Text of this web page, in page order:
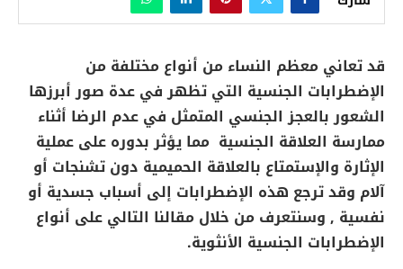
قد تعاني معظم النساء من أنواع مختلفة من
الإضطرابات الجنسية التي تظهر في عدة صور أبرزها
الشعور بالعجز الجنسي المتمثل في عدم الرضا أثناء
ممارسة العلاقة الجنسية مما يؤثر بدوره على عملية
الإثارة والإستمتاع بالعلاقة الحميمية دون تشنجات أو
آلام وقد ترجع هذه الإضطرابات إلى أسباب جسدية أو
نفسية , وسنتعرف من خلال مقالنا التالي على أنواع
الإضطرابات الجنسية الأنثوية.